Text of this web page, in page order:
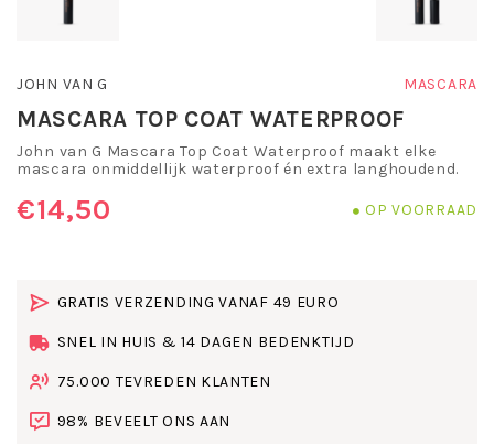
JOHN VAN G MASCARA
MASCARA TOP COAT WATERPROOF
John van G Mascara Top Coat Waterproof maakt elke
mascara onmiddellijk waterproof én extra langhoudend.
€14,50 OP VOORRAAD
GRATIS VERZENDING VANAF 49 EURO
SNEL IN HUIS & 14 DAGEN BEDENKTIJD
75.000 TEVREDEN KLANTEN
98% BEVEELT ONS AAN